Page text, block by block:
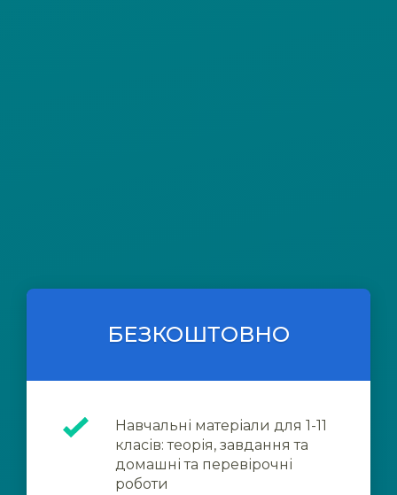
БЕЗКОШТОВНО
Навчальні матеріали для 1-11
класів: теорія, завдання та
домашні та перевірочні
роботи